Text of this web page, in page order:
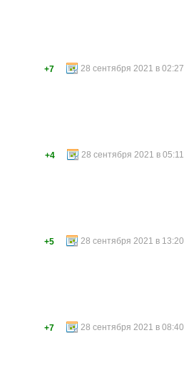
28 сентября 2021 в 02:27
+7
28 сентября 2021 в 05:11
+4
28 сентября 2021 в 13:20
+5
28 сентября 2021 в 08:40
+7